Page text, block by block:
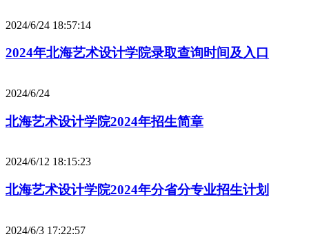
2024/6/24 18:57:14
2024年北海艺术设计学院录取查询时间及入口
2024/6/24
北海艺术设计学院2024年招生简章
2024/6/12 18:15:23
北海艺术设计学院2024年分省分专业招生计划
2024/6/3 17:22:57